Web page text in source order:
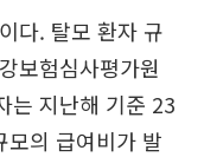
다. 탈모 환자 규
보험심사평가원
는 지난해 기준 23
의 급여비가 발